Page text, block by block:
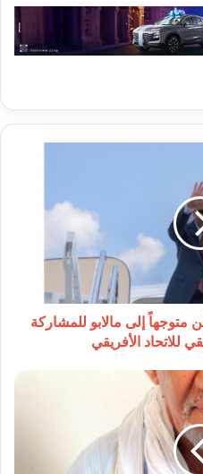
متوجهاً إلى مالابو للمشاركة
للاتحاد الأفريقي